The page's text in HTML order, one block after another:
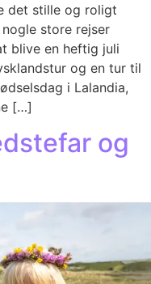
det stille og roligt
store rejser
blive en heftig juli
og en tur til
i Lalandia,
[…]
og